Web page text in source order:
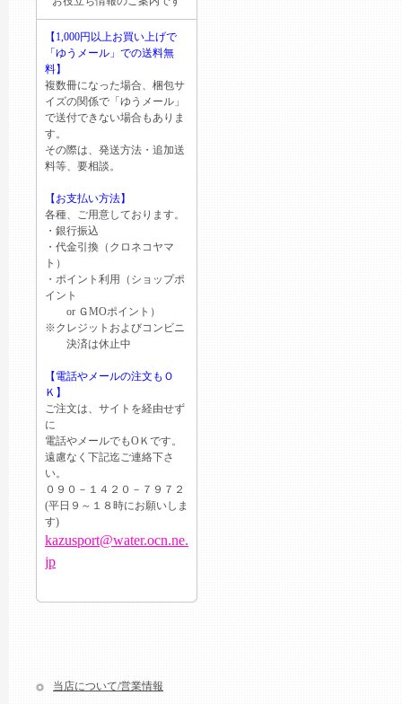
【1,000円以上お買い上げで
「ゆうメール」での送料無
料】
複数冊になった場合、梱包サ
イズの関係で「ゆうメール」
で送付できない場合もありま
す。
その際は、発送方法・追加送
料等、要相談。
【お支払い方法】
各種、ご用意しております。
・銀行振込
・代金引換（クロネコヤマ
ト）
・ポイント利用（ショップポ
イント
or ＧМОポイント）
※クレジットおよびコンビニ
決済は休止中
【電話やメールの注文もＯ
Ｋ】
ご注文は、サイトを経由せず
に
電話やメールでもОＫです。
遠慮なく下記迄ご連絡下さ
い。
０９０－１４２０－７９７２
(平日９～１８時にお願いしま
す)
kazusport@water.ocn.ne.
jp
当店について/営業情報